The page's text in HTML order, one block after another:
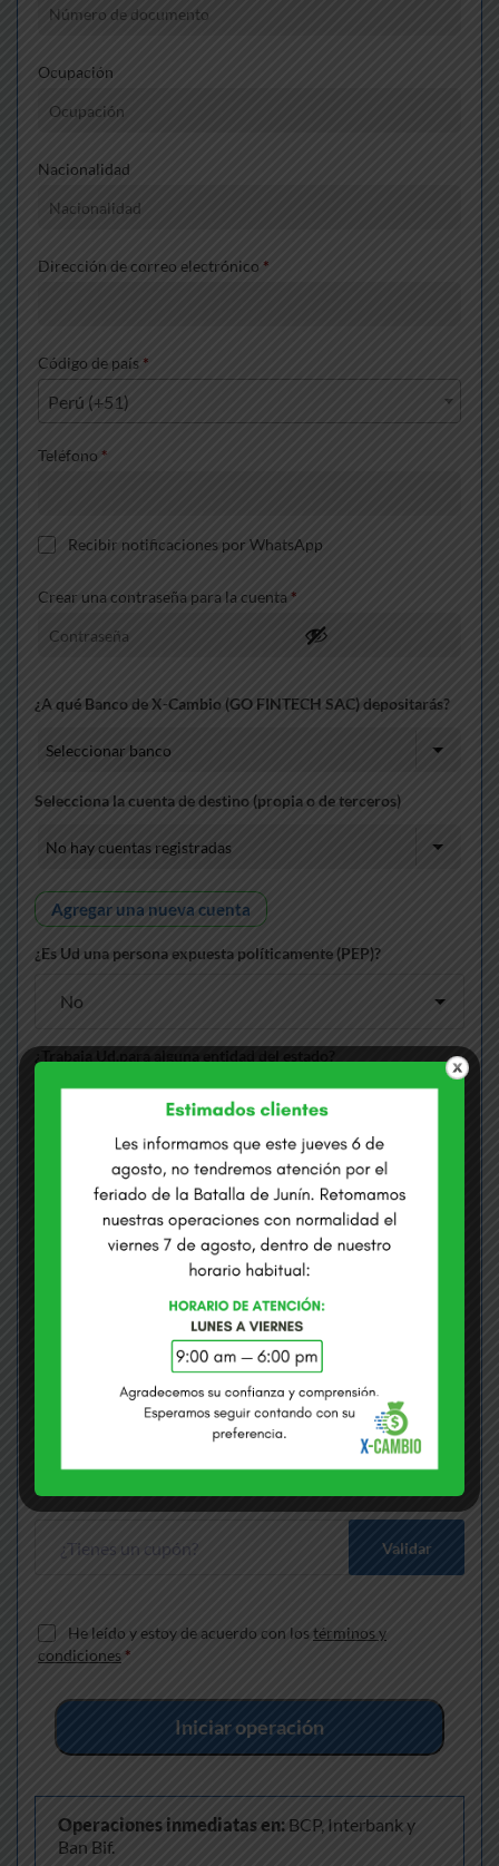
Ocupación
Nacionalidad
Dirección de correo electrónico *
Código de país *
Perú (+51)
Teléfono *
Recibir notificaciones por WhatsApp
Crear una contraseña para la cuenta *
¿A qué Banco de X-Cambio (GO FINTECH SAC) depositarás?
Selecciona la cuenta de destino (propia o de terceros)
Agregar una nueva cuenta
¿Es Ud una persona expuesta políticamente (PEP)?
COMPRAMOS USD
S/3.3735
VENDEMOS USD
S/3.4075
Dólares
Gana S/170.95más que cambiando en bancos
Validar
He leído y estoy de acuerdo con lostérminos y
condiciones*
Iniciar operación
Operaciones inmediatas en: BCP, Interbank y
Ban Bif.